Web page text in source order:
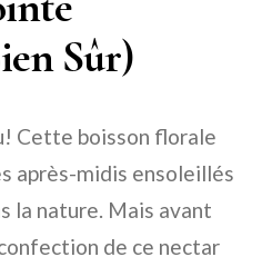
Sûr)
Cette boisson florale
après-midis ensoleillés
la nature. Mais avant
de ce nectar